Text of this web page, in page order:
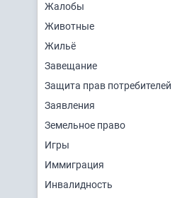
Жалобы
Животные
Жильё
Завещание
Защита прав потребителей
Заявления
Земельное право
Игры
Иммиграция
Инвалидность